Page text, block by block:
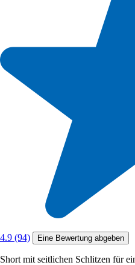
4.9 (94) Eine Bewertung abgeben
Short mit seitlichen Schlitzen für